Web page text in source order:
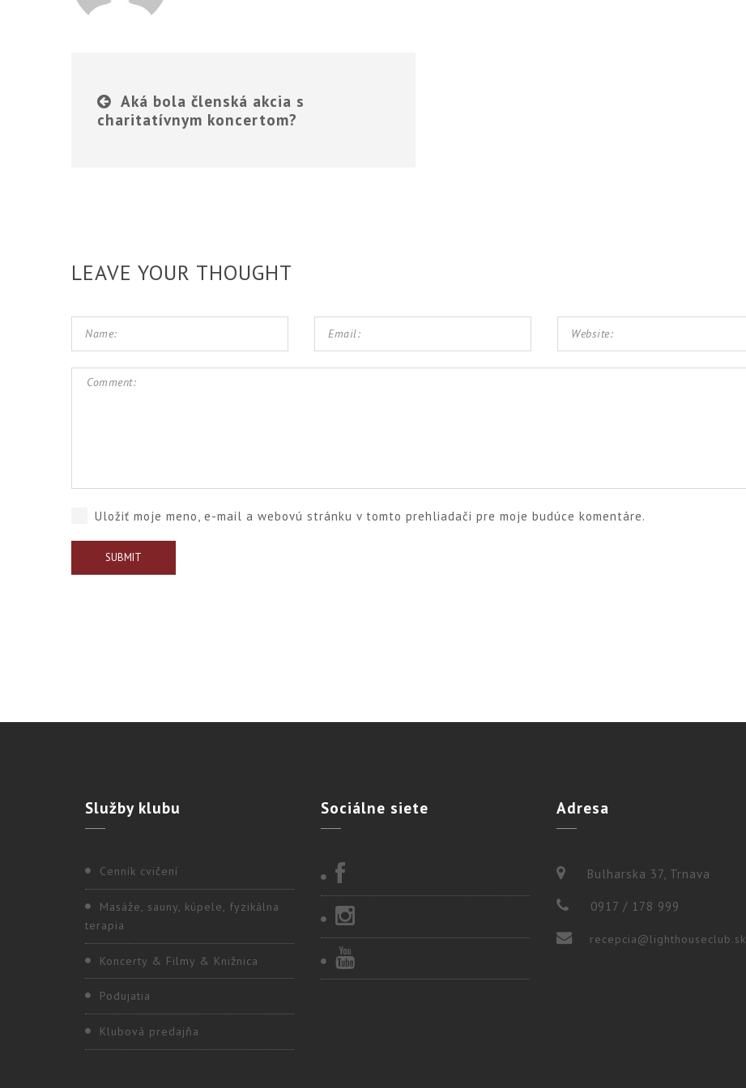
Aká bola členská akcia s
charitatívnym koncertom?
LEAVE YOUR THOUGHT
Uložiť moje meno, e-mail a webovú stránku v tomto prehliadači pre moje budúce komentáre.
Službyklubu
Cenník cvičení
Masáže, sauny, kúpele, fyzikálna
terapia
Koncerty & Filmy & Knižnica
Podujatia
Klubová predajňa
Sociálne siete Adresa
Bulharska 37, Trnava
0917 / 178 999
recepcia@lighthouseclub.sk